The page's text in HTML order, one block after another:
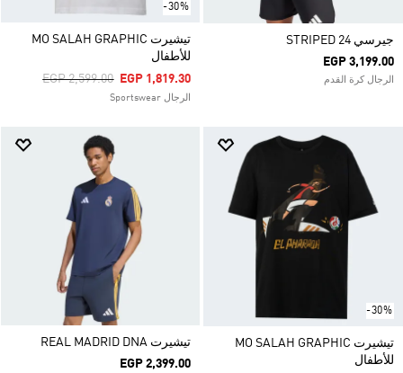
جيرسي STRIPED 24
EGP 3,199.00
الرجال كرة القدم
-30%
تيشيرت MO SALAH GRAPHIC
للأطفال
Price Reduced From
EGP 2,599.00ToEGP 1,819.30
الرجال Sportswear
-30%
تيشيرت MO SALAH GRAPHIC
للأطفال
تيشيرت REAL MADRID DNA
EGP 2,399.00